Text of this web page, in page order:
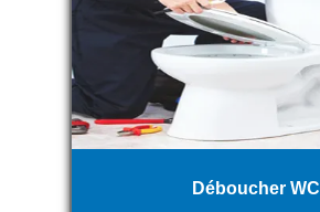
Déboucher WC